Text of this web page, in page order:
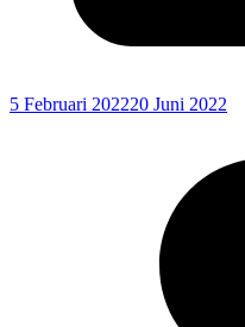
5 Februari 202220 Juni 2022